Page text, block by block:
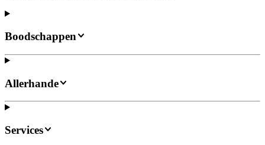
Boodschappen
Allerhande
Services